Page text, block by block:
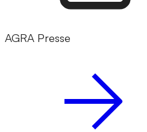
AGRA Presse